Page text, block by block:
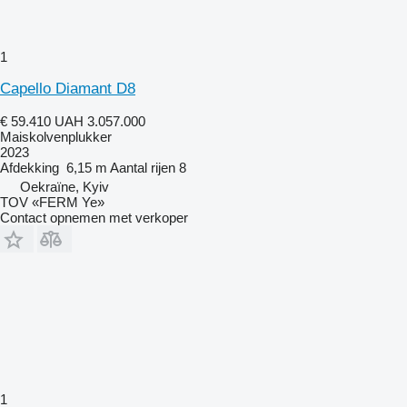
1
Capello Diamant D8
€ 59.410 UAH 3.057.000
Maiskolvenplukker
2023
Afdekking 6,15 m Aantal rijen 8
Oekraïne, Kyiv
TOV «FERM Ye»
Contact opnemen met verkoper
1